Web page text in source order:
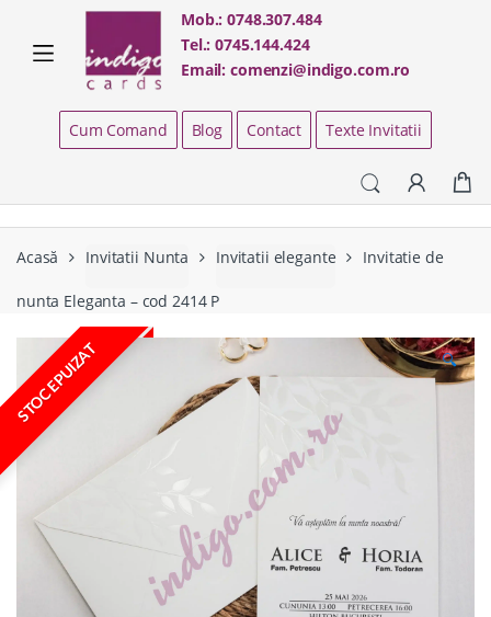
navigation
content
Mob.:0748.307.484
Tel.:0745.144.424
Email:comenzi@indigo.com.ro
Cum Comand Blog Contact Texte Invitatii
Acasă Invitatii Nunta Invitatii elegante Invitatie de
nunta Eleganta – cod 2414 P
STOC EPUIZAT 🔍